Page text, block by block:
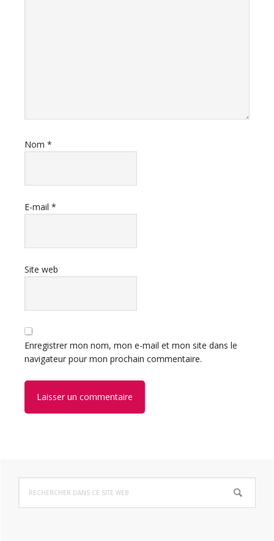
Nom *
E-mail *
Site web
Enregistrer mon nom, mon e-mail et mon site dans le
navigateur pour mon prochain commentaire.
Barre
latérale
dans
ce